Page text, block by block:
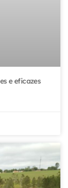
e eficazes